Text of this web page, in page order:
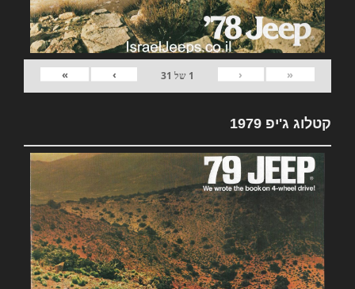
«
‹
1 של 31
›
»
קטלוג ג'יפ 1979